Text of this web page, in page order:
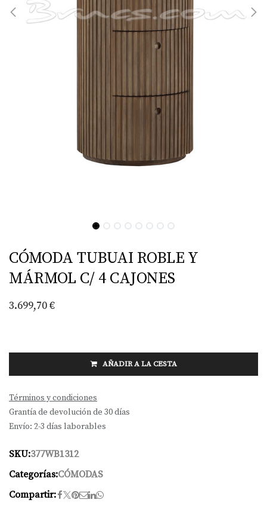
CÓMODA TUBUAI ROBLE Y
MÁRMOL C/ 4 CAJONES
3.699,70€
AÑADIR A LA CESTA
Términos y condiciones
Grantía de devolución de 30 días
Envío: 2-3 días laborables
SKU:377WB1312
Categorías:CÓMODAS
Compartir: